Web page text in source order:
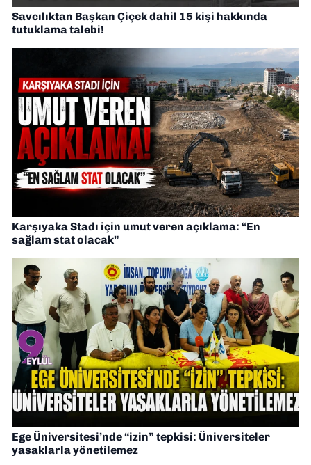
Savcılıktan Başkan Çiçek dahil 15 kişi hakkında
tutuklama talebi!
Karşıyaka Stadı için umut veren açıklama: “En
sağlam stat olacak”
Ege Üniversitesi’nde “izin” tepkisi: Üniversiteler
yasaklarla yönetilemez